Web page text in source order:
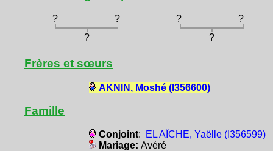
? ? ?
?
?
?
Frères et sœurs
AKNIN, Moshé (I356600)
Famille
Conjoint:
EL AÏCHE, Yaëlle (I356599)
Mariage: Avéré